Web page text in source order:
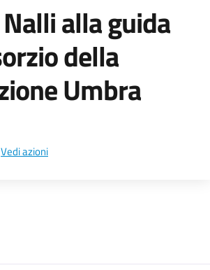
alla guida
della
Umbra
Vedi azioni